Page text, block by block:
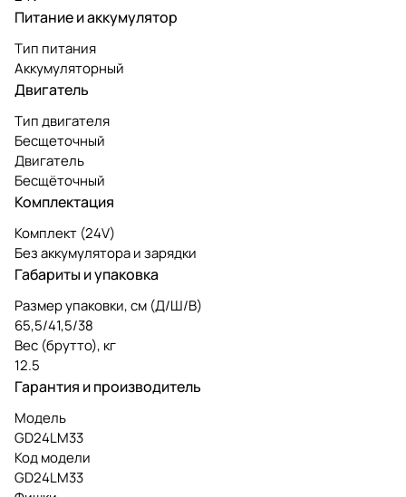
Питание и аккумулятор
Тип питания
Аккумуляторный
Двигатель
Тип двигателя
Бесщеточный
Двигатель
Бесщёточный
Комплектация
Комплект (24V)
Без аккумулятора и зарядки
Габариты и упаковка
Размер упаковки, см (Д/Ш/В)
65,5/41,5/38
Вес (брутто), кг
12.5
Гарантия и производитель
Модель
GD24LM33
Код модели
GD24LM33